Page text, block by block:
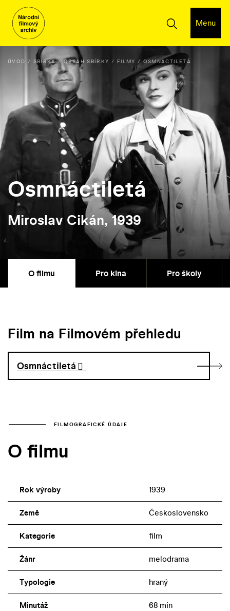
Menu
ÚVOD SBÍRKA OBSAH SBÍRKY FILMY OSMNÁCTILETÁ
Osmnáctiletá
Miroslav Cikán, 1939
O filmu Pro kina Pro školy
Film na Filmovém přehledu
Osmnáctiletá
FILMOGRAFICKÉ ÚDAJE
O filmu
Rok výroby 1939
Země Československo
Kategorie film
Žánr melodrama
Typologie hraný
Minutáž 68 min